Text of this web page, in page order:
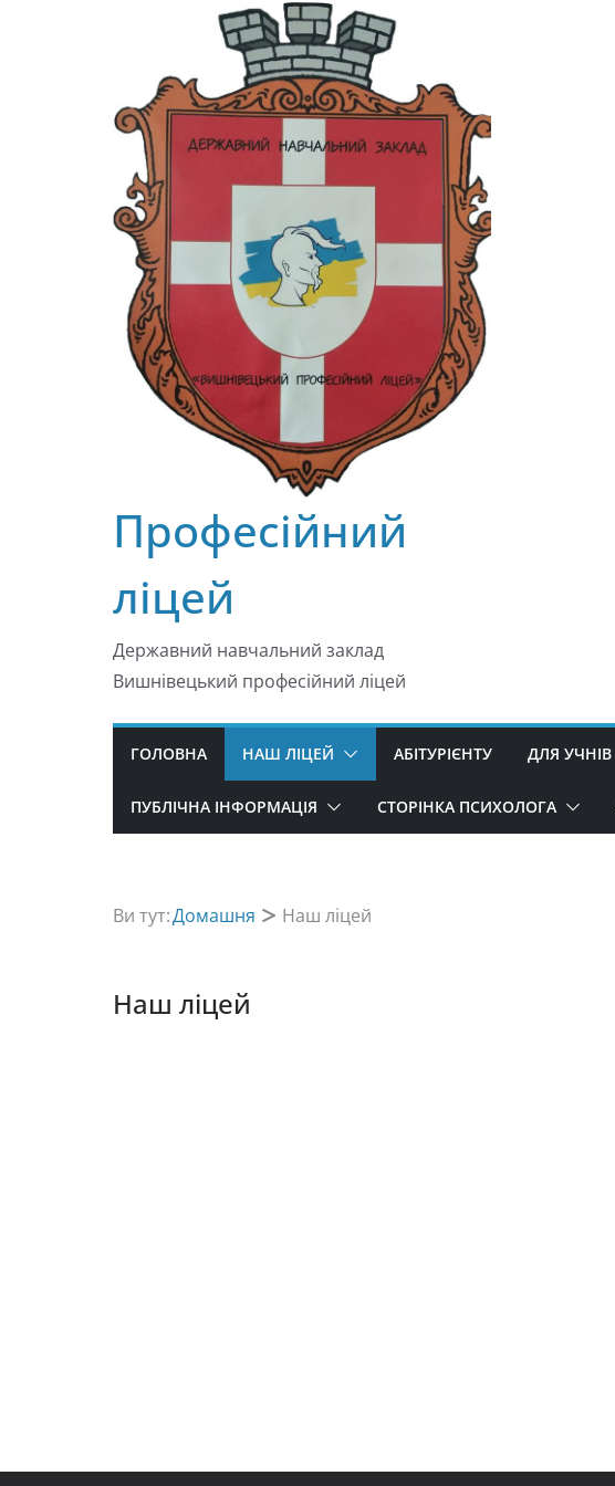
Професійний
ліцей
Державний навчальний заклад
Вишнівецький професійний ліцей
ГОЛОВНА НАШ ЛІЦЕЙ АБІТУРІЄНТУ ДЛЯ УЧНІВ
ПУБЛІЧНА ІНФОРМАЦІЯ СТОРІНКА ПСИХОЛОГА
Ви тут:Домашня Наш ліцей
Наш ліцей